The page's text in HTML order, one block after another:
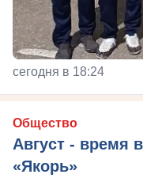
сегодня в 18:24
Общество
Август - время
«Якорь»